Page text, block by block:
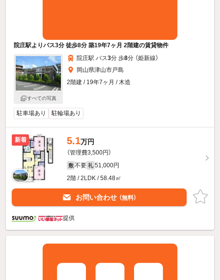
院庄駅よりバス3分 徒歩8分 築19年7ヶ月 2階建の賃貸物件
すべての写真
院庄駅 バス3分 歩8分 （姫新線）
岡山県津山市戸島
2階建 / 19年7ヶ月 / 木造
駐車場あり 駐輪場あり
新着 5.1万円
（管理費3,500円）
敷 不要 礼 51,000円
2階 / 2LDK / 58.48㎡
お問い合わせ （無料）
提供